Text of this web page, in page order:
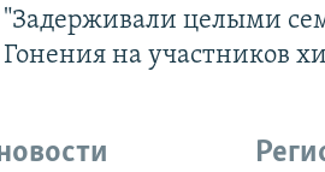
"Задерживали целыми
Гонения на участников